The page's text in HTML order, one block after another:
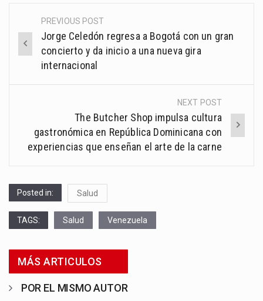
Post
navigation
PREVIOUS POST
Jorge Celedón regresa a Bogotá con un gran
concierto y da inicio a una nueva gira
internacional
NEXT POST
The Butcher Shop impulsa cultura
gastronómica en República Dominicana con
experiencias que enseñan el arte de la carne
Posted in: Salud
TAGS: Salud Venezuela
MÁS ARTICULOS
POR EL MISMO AUTOR